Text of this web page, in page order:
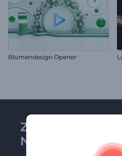
Blumendesign Opener
Zu Renderforest-
Newsletter